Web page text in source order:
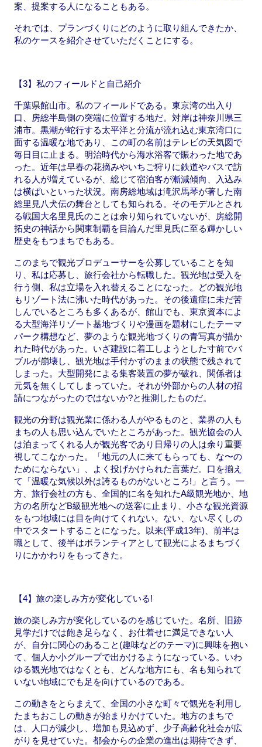
案、提案する人になることもある。
それでは、プランづくりにどのように取り組んできたか、
私のケースを紹介させていただくことにする。
【3】私のフィールドと自己紹介
千葉県館山市。私のフィールドである。東京湾の出入り
口、房総半島側の突端に位置する地だ。対岸は神奈川県三
浦市。黒潮が蛇行する太平洋と分流が流れ込む東京湾口に
面する温暖な地であり、この町の名前はテレビの天気図で
毎日目に止まる。明治時代から海水浴客で賑わった地であ
った。近年は早春の花摘みやいちご狩りに鉄道やバスで訪
れる人が増えているが、総じて宿泊客が漸減傾向、入込み
は横ばいといった状況。南房総地域は滝沢馬琴が著した南
総里見八犬伝の舞台としても知られる。そのモデルとされ
る戦国大名里見氏のことは余り知られていないが、房総開
拓史の神話から関東制覇を目論んだ里見氏に至る輝かしい
歴史をもつまちでもある。
このまちで観光プロデューサーを公募していることを知
り、私は応募し、旅行会社から転職した。観光地は受入を
行う側、私は立場を入れ替えることになった。どの観光地
もリゾート法に沸いた時代があった。その後遺症に未だ苦
しんでいるところも多くあるが、館山でも、東京資本によ
る大型海洋リゾート基地づくりや漫画を題材にしたテーマ
パーク構想など、夢のような観光地づくりの青写真が描か
れた時代があった。いざ建設に着工しようとした寸前でバ
ブルが崩壊し、観光地は手付かずのままの状態で残されて
しまった。大型開発による集客装置の夢が破れ、関係者は
元気を無くしてしまっていた。それが外部からの人材の招
請につながったのではないか?と推測したものだ。
観光の分野は観光業に係わる人がやるものと、業界の人も
まちの人も思い込んでいたところがあった。観光協会の人
は泊まってくれる人が観光客であり日帰りの人は余り重要
視してこなかった。「地元の人に来てもらっても、な〜の
ためにならない」、よく投げかけられた言葉だ。口を揃え
て「温暖な気候以外は誇るものがないところ!」と言う。一
方、旅行会社の方も、全国的に名を知れたA級観光地か、地
方の名所などB級観光地への送客に止まり、小さな観光資源
をもつ地域には目を向けてくれない。ない、ない尽くしの
中でスタートすることになった。以来(平成13年)、前半は
職として、後半はボランティアとして観光によるまちづく
りにかかわりをもってきた。
【4】旅の楽しみ方が変化している!
旅の楽しみ方が変化しているのを感じていた。名所、旧跡
見学だけでは飽き足らなく、お仕着せに満足できない人
が、自分に関心のあること(趣味などのテーマ)に興味を抱い
て、個人か小グループで出かけるようになっている。いわ
ゆる観光地ではなくとも、どんな地方にも、名も知られて
いない地域にでも足を向けているのである。
この動きをとらまえて、全国の小さな町々で観光を利用し
たまちおこしの動きが始まりかけていた。地方のまちで
は、人口が減少し、増加も見込めず、少子高齢化社会が広
がりを見せていた。都会からの企業の進出は期待できず、